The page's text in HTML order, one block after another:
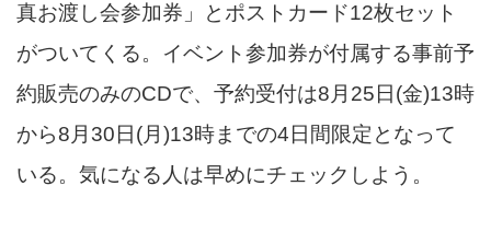
真お渡し会参加券」とポストカード12枚セット
がついてくる。イベント参加券が付属する事前予
約販売のみのCDで、予約受付は8月25日(金)13時
から8月30日(月)13時までの4日間限定となって
いる。気になる人は早めにチェックしよう。